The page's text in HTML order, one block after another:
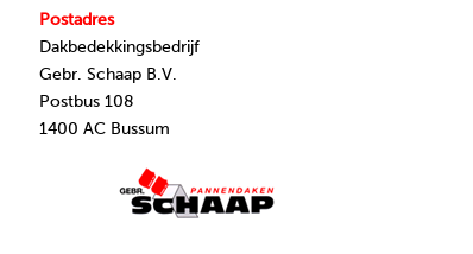
Postadres
Dakbedekkingsbedrijf
Gebr. Schaap B.V.
Postbus 108
1400 AC Bussum